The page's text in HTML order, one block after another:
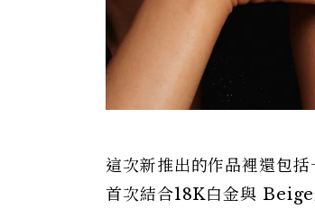
這次新推出的作品裡還包
首次結合18K白金與 Beige